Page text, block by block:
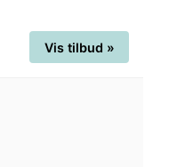
Vis tilbud »